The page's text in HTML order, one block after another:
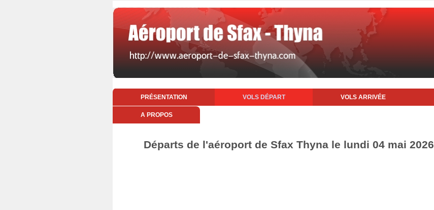
PRÉSENTATION VOLS DÉPART VOLS ARRIVÉE
A PROPOS
Départs de l'aéroport de Sfax Thyna le lundi 04 mai 2026